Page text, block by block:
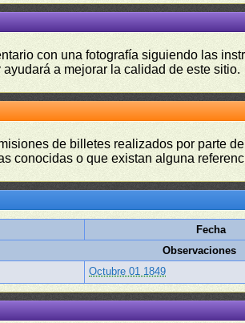
con una fotografía siguiendo las
a mejorar la calidad de este sitio.
de billetes realizados por parte
conocidas o que existan alguna
Fecha
Observaciones
Octubre 01 1849